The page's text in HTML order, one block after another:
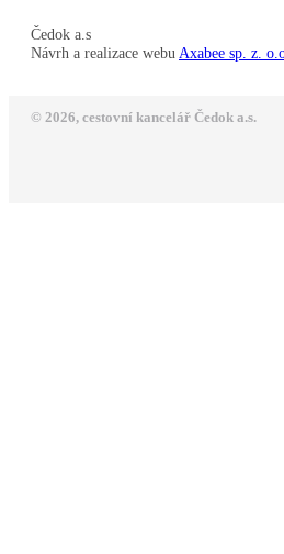
Čedok a.s
Návrh a realizace webu Axabee sp. z.
© 2026, cestovní kancelář Čedok a.s.